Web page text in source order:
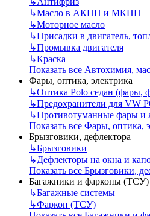
↳Масло в АКПП и МКПП
↳Моторное масло
↳Присадки в двигатель,
↳Промывка двигателя
↳Краска
Показать все Автохимия,
Фары, оптика, электрика
↳Оптика Polo седан (фары,
↳Предохранители для VW
↳Противотуманные фары и
Показать все Фары, оптика,
Брызговики, дефлектора
↳Брызговики
↳Дефлекторы на окна и
Показать все Брызговики,
Багажники и фаркопы (ТСУ)
↳Багажные системы
↳Фаркоп (ТСУ)